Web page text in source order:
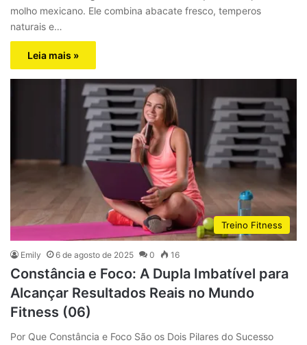
molho mexicano. Ele combina abacate fresco, temperos
naturais e…
Leia mais »
Treino Fitness
Emily 6 de agosto de 2025 0 16
Constância e Foco: A Dupla Imbatível para
Alcançar Resultados Reais no Mundo
Fitness (06)
Por Que Constância e Foco São os Dois Pilares do Sucesso